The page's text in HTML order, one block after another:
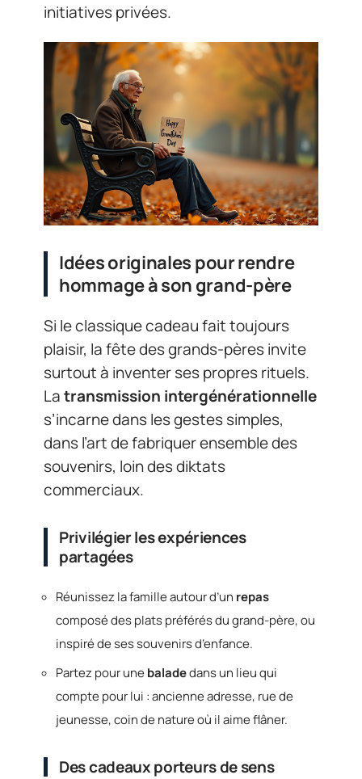
initiatives privées.
Idées originales pour rendre
hommage à son grand-père
Si le classique cadeau fait toujours
plaisir, la fête des grands-pères invite
surtout à inventer ses propres rituels.
Latransmission intergénérationnelle
s’incarne dans les gestes simples,
dans l’art de fabriquer ensemble des
souvenirs, loin des diktats
commerciaux.
Privilégier les expériences
partagées
Réunissez la famille autour d’un repas
composé des plats préférés du grand-père, ou
inspiré de ses souvenirs d’enfance.
Partez pour unebaladedans un lieu qui
compte pour lui : ancienne adresse, rue de
jeunesse, coin de nature où il aime flâner.
Des cadeaux porteurs de sens